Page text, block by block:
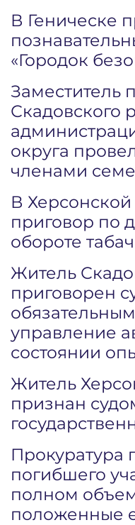
В Геническе
«Городок
Заместитель
Скадовского
округа
членами
В
приговор по
обороте
Житель
приговорен
управление
состоянии
Житель
признан
Прокуратура
погибшего
полном
положенные